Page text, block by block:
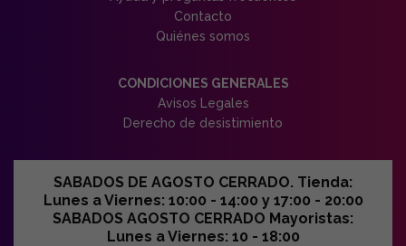
Contacto
Quiénes somos
CONDICIONES GENERALES
Avisos Legales
Derecho de desistimiento
SABADOS DE AGOSTO CERRADO. Tienda:
Lunes a Viernes: 10:00 - 14:00 y 17:00 - 20:00
SABADOS AGOSTO CERRADO Mayoristas:
Lunes a Viernes: 10 - 18:00